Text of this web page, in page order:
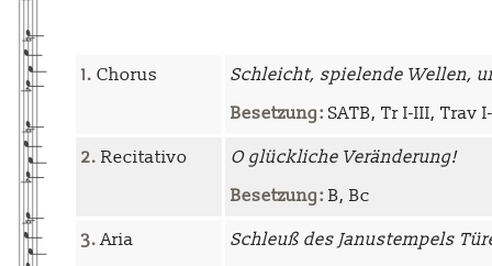
1. Chorus
Schleicht, spielende Wellen,
Besetzung: SATB, Tr I-III, Trav
2. Recitativo
O glückliche Veränderung!
Besetzung: B, Bc
3.Aria
Schleuß des Janustempels